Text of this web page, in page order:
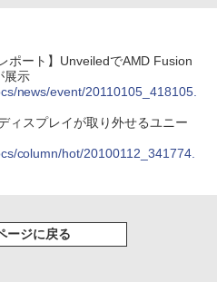
ポート】UnveiledでAMD Fusion
展示
news/event/20110105_418105.
ィスプレイが取り外せるユニー
column/hot/20100112_341774.
ージに戻る